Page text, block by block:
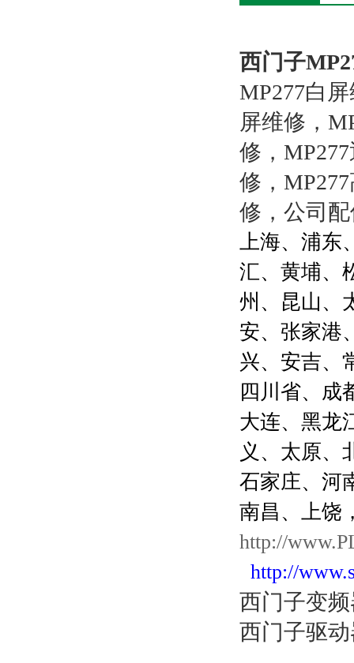
西门子
MP277白
屏维修，
修，
修，
修，公司
上海、浦东
汇、黄埔、
州、昆山、
安、张家港
兴、安吉、
四川省、成
大连、黑龙
义、太原、
石家庄、河
南昌、上饶
http://
http://
西门子变频
西门子驱动